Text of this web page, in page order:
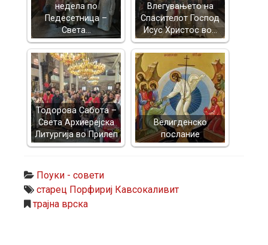
недела по
Педесетница –
Света…
Влегувањето на
Спасителот Господ
Исус Христос во…
Тодорова Сабота –
Света Архиерејска
Литургија во Прилеп
Велигденско
послание
Поуки - совети
старец Порфириј Кавсокаливит
трајна врска